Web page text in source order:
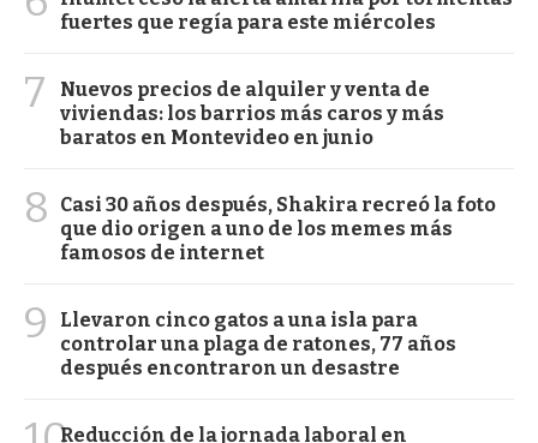
fuertes que regía para este miércoles
7
Nuevos precios de alquiler y venta de
viviendas: los barrios más caros y más
baratos en Montevideo en junio
8
Casi 30 años después, Shakira recreó la foto
que dio origen a uno de los memes más
famosos de internet
9
Llevaron cinco gatos a una isla para
controlar una plaga de ratones, 77 años
después encontraron un desastre
Reducción de la jornada laboral en